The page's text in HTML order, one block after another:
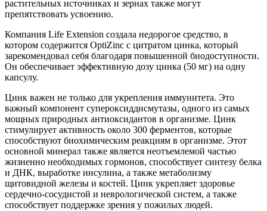
растительных источниках и зернах также могут
препятствовать усвоению.
Компания Life Extension создала недорогое средство, в
котором содержится OptiZinc с цитратом цинка, который
зарекомендовал себя благодаря повышенной биодоступности.
Он обеспечивает эффективную дозу цинка (50 мг) на одну
капсулу.
Цинк важен не только для укрепления иммунитета. Это
важный компонент супероксиддисмутазы, одного из самых
мощных природных антиоксидантов в организме. Цинк
стимулирует активность около 300 ферментов, которые
способствуют биохимическим реакциям в организме. Этот
основной минерал также является неотъемлемой частью
жизненно необходимых гормонов, способствует синтезу белка
и ДНК, выработке инсулина, а также метаболизму
щитовидной железы и костей. Цинк укрепляет здоровье
сердечно-сосудистой и неврологической систем, а также
способствует поддержке зрения у пожилых людей.